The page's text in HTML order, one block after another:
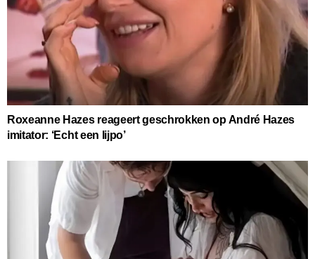
Roxeanne Hazes reageert geschrokken op André Hazes
imitator: ‘Echt een lijpo’